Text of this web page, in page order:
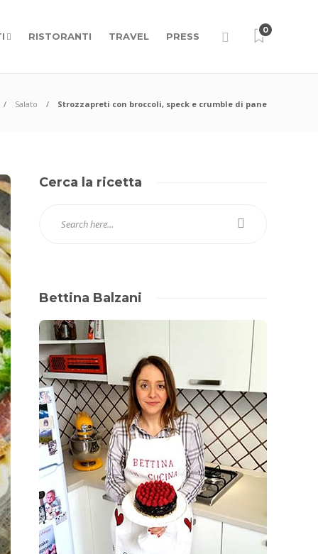
RISTORANTI TRAVEL PRESS
0
Salato Strozzapreti con broccoli, speck e crumble di pane
Cerca la ricetta
Bettina Balzani